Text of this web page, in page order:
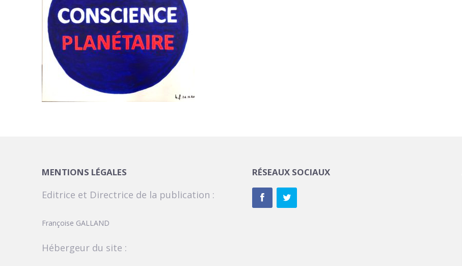
MENTIONS LÉGALES
Editrice et Directrice de la publication :
Françoise GALLAND
Hébergeur du site :
RÉSEAUX SOCIAUX